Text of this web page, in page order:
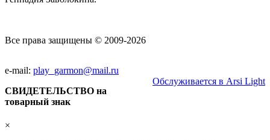
Все права защищены © 2009-2026
e-mail: play_garmon@mail.ru
Обслуживается в Arsi Light
СВИДЕТЕЛЬСТВО на
товарный знак
×